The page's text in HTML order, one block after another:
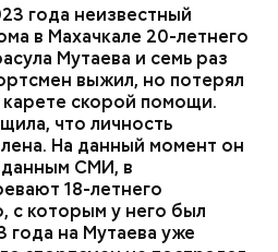
года неизвестный
в Махачкале 20-летнего
Мутаева и семь раз
выжил, но потерял
скорой помощи.
что личность
На данный момент он
СМИ, в
18-летнего
с которым у него был
года на Мутаева уже
полицию и скорую
бессильны —
пути в больницу.
КОМИТЕТ
ММА
СМЕРТЬ